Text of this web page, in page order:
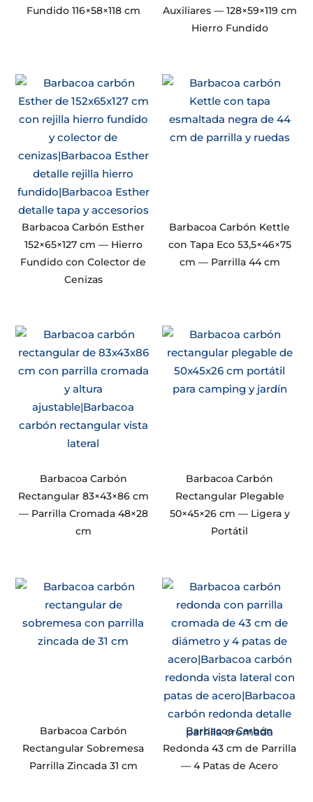
Fundido 116×58×118 cm
Auxiliares — 128×59×119 cm
Hierro Fundido
Barbacoa Carbón Esther
152×65×127 cm — Hierro
Fundido con Colector de
Cenizas
Barbacoa Carbón Kettle
con Tapa Eco 53,5×46×75
cm — Parrilla 44 cm
Barbacoa Carbón
Rectangular 83×43×86 cm
— Parrilla Cromada 48×28
cm
Barbacoa Carbón
Rectangular Plegable
50×45×26 cm — Ligera y
Portátil
Barbacoa Carbón
Rectangular Sobremesa
Parrilla Zincada 31 cm
Barbacoa Carbón
Redonda 43 cm de Parrilla
— 4 Patas de Acero